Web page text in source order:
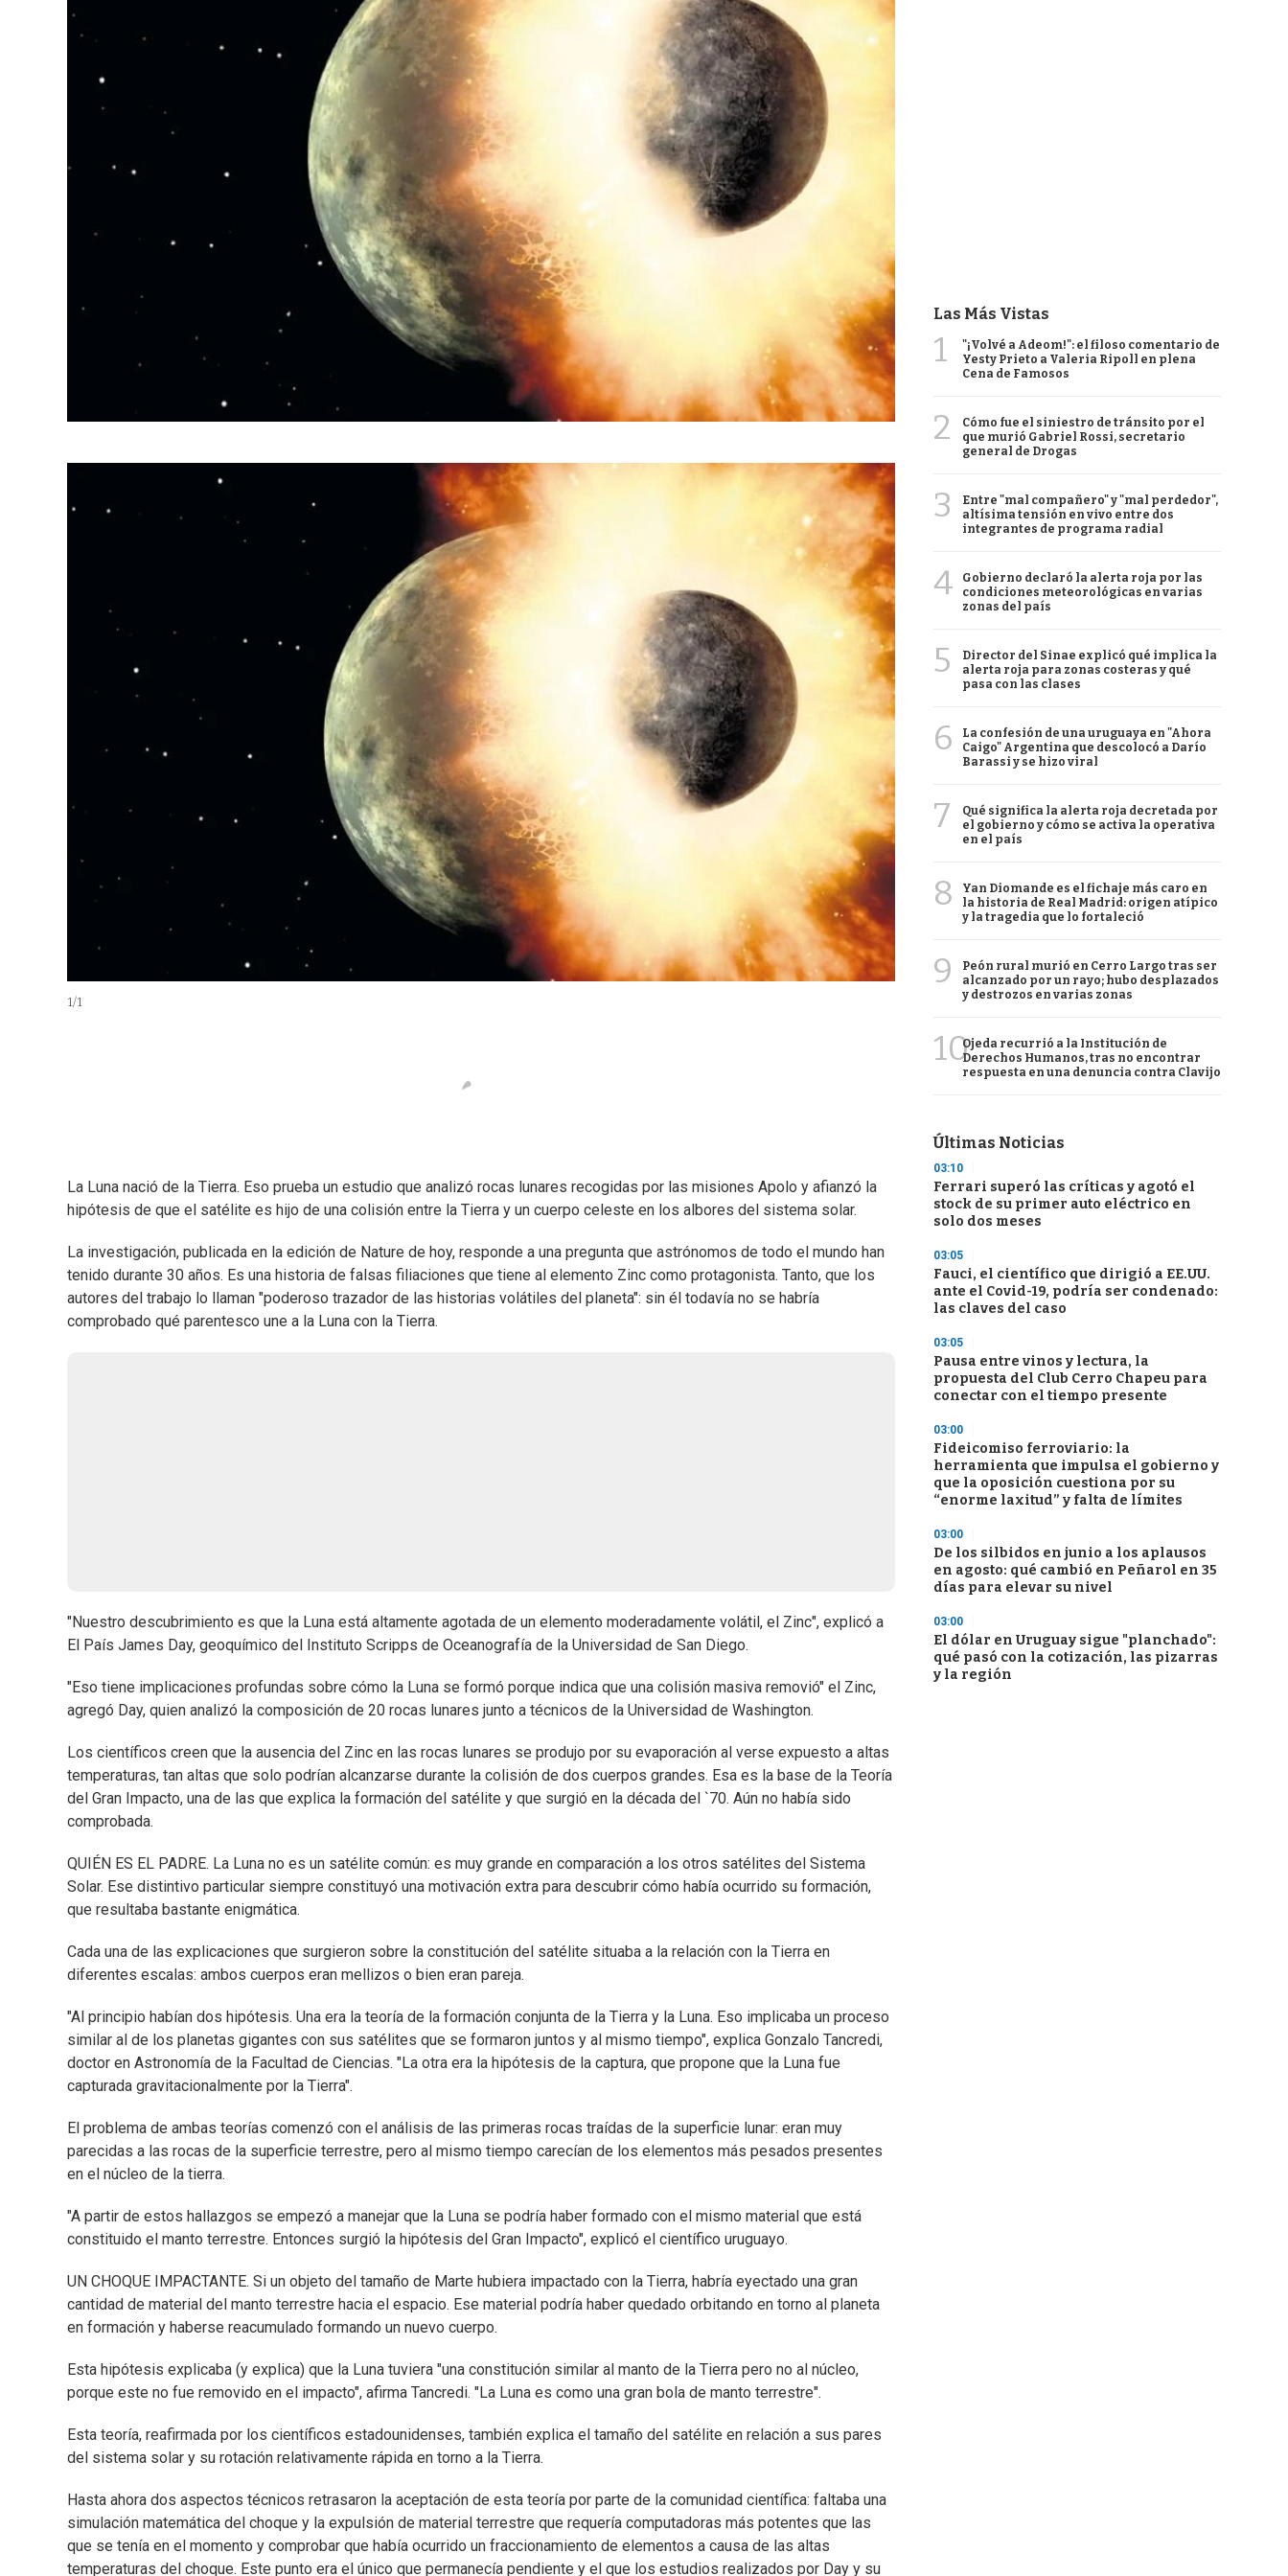
1/1
La Luna nació de la Tierra. Eso prueba un estudio que analizó rocas lunares recogidas por las misiones Apolo y afianzó la
hipótesis de que el satélite es hijo de una colisión entre la Tierra y un cuerpo celeste en los albores del sistema solar.
La investigación, publicada en la edición de Nature de hoy, responde a una pregunta que astrónomos de todo el mundo han
tenido durante 30 años. Es una historia de falsas filiaciones que tiene al elemento Zinc como protagonista. Tanto, que los
autores del trabajo lo llaman "poderoso trazador de las historias volátiles del planeta": sin él todavía no se habría
comprobado qué parentesco une a la Luna con la Tierra.
"Nuestro descubrimiento es que la Luna está altamente agotada de un elemento moderadamente volátil, el Zinc", explicó a
El País James Day, geoquímico del Instituto Scripps de Oceanografía de la Universidad de San Diego.
"Eso tiene implicaciones profundas sobre cómo la Luna se formó porque indica que una colisión masiva removió" el Zinc,
agregó Day, quien analizó la composición de 20 rocas lunares junto a técnicos de la Universidad de Washington.
Los científicos creen que la ausencia del Zinc en las rocas lunares se produjo por su evaporación al verse expuesto a altas
temperaturas, tan altas que solo podrían alcanzarse durante la colisión de dos cuerpos grandes. Esa es la base de la Teoría
del Gran Impacto, una de las que explica la formación del satélite y que surgió en la década del `70. Aún no había sido
comprobada.
QUIÉN ES EL PADRE. La Luna no es un satélite común: es muy grande en comparación a los otros satélites del Sistema
Solar. Ese distintivo particular siempre constituyó una motivación extra para descubrir cómo había ocurrido su formación,
que resultaba bastante enigmática.
Cada una de las explicaciones que surgieron sobre la constitución del satélite situaba a la relación con la Tierra en
diferentes escalas: ambos cuerpos eran mellizos o bien eran pareja.
"Al principio habían dos hipótesis. Una era la teoría de la formación conjunta de la Tierra y la Luna. Eso implicaba un proceso
similar al de los planetas gigantes con sus satélites que se formaron juntos y al mismo tiempo", explica Gonzalo Tancredi,
doctor en Astronomía de la Facultad de Ciencias. "La otra era la hipótesis de la captura, que propone que la Luna fue
capturada gravitacionalmente por la Tierra".
El problema de ambas teorías comenzó con el análisis de las primeras rocas traídas de la superficie lunar: eran muy
parecidas a las rocas de la superficie terrestre, pero al mismo tiempo carecían de los elementos más pesados presentes
en el núcleo de la tierra.
"A partir de estos hallazgos se empezó a manejar que la Luna se podría haber formado con el mismo material que está
constituido el manto terrestre. Entonces surgió la hipótesis del Gran Impacto", explicó el científico uruguayo.
UN CHOQUE IMPACTANTE. Si un objeto del tamaño de Marte hubiera impactado con la Tierra, habría eyectado una gran
cantidad de material del manto terrestre hacia el espacio. Ese material podría haber quedado orbitando en torno al planeta
en formación y haberse reacumulado formando un nuevo cuerpo.
Esta hipótesis explicaba (y explica) que la Luna tuviera "una constitución similar al manto de la Tierra pero no al núcleo,
porque este no fue removido en el impacto", afirma Tancredi. "La Luna es como una gran bola de manto terrestre".
Esta teoría, reafirmada por los científicos estadounidenses, también explica el tamaño del satélite en relación a sus pares
del sistema solar y su rotación relativamente rápida en torno a la Tierra.
Hasta ahora dos aspectos técnicos retrasaron la aceptación de esta teoría por parte de la comunidad científica: faltaba una
simulación matemática del choque y la expulsión de material terrestre que requería computadoras más potentes que las
que se tenía en el momento y comprobar que había ocurrido un fraccionamiento de elementos a causa de las altas
temperaturas del choque. Este punto era el único que permanecía pendiente y el que los estudios realizados por Day y su
Las Más Vistas
1
"¡Volvé a Adeom!": el filoso comentario de
Yesty Prieto a Valeria Ripoll en plena
Cena de Famosos
2
Cómo fue el siniestro de tránsito por el
que murió Gabriel Rossi, secretario
general de Drogas
3
Entre "mal compañero" y "mal perdedor",
altísima tensión en vivo entre dos
integrantes de programa radial
4
Gobierno declaró la alerta roja por las
condiciones meteorológicas en varias
zonas del país
5
Director del Sinae explicó qué implica la
alerta roja para zonas costeras y qué
pasa con las clases
6
La confesión de una uruguaya en "Ahora
Caigo" Argentina que descolocó a Darío
Barassi y se hizo viral
7
Qué significa la alerta roja decretada por
el gobierno y cómo se activa la operativa
en el país
8
Yan Diomande es el fichaje más caro en
la historia de Real Madrid: origen atípico
y la tragedia que lo fortaleció
9
Peón rural murió en Cerro Largo tras ser
alcanzado por un rayo; hubo desplazados
y destrozos en varias zonas
10Ojeda recurrió a la Institución de
Derechos Humanos, tras no encontrar
respuesta en una denuncia contra Clavijo
Últimas Noticias
03:10
Ferrari superó las críticas y agotó el
stock de su primer auto eléctrico en
solo dos meses
03:05
Fauci, el científico que dirigió a EE.UU.
ante el Covid-19, podría ser condenado:
las claves del caso
03:05
Pausa entre vinos y lectura, la
propuesta del Club Cerro Chapeu para
conectar con el tiempo presente
03:00
Fideicomiso ferroviario: la
herramienta que impulsa el gobierno y
que la oposición cuestiona por su
“enorme laxitud” y falta de límites
03:00
De los silbidos en junio a los aplausos
en agosto: qué cambió en Peñarol en 35
días para elevar su nivel
03:00
El dólar en Uruguay sigue "planchado":
qué pasó con la cotización, las pizarras
y la región